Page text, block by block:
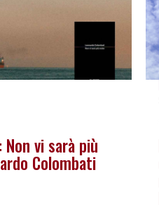
vi sarà più
Colombati